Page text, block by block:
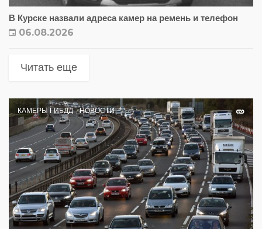
В Курске назвали адреса камер на ремень и телефон
06.08.2026
Читать еще
КАМЕРЫ ГИБДД НОВОСТИ